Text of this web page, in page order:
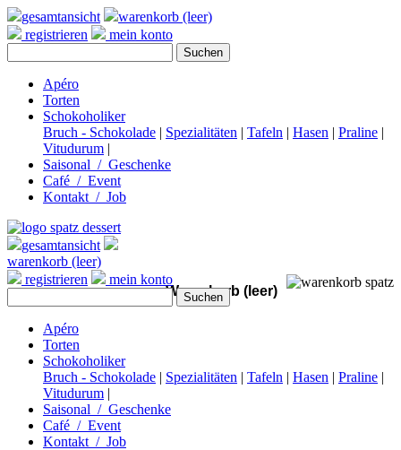
gesamtansicht
warenkorb (leer)
registrieren
mein konto
Apéro
Torten
Schokoholiker
Bruch - Schokolade | Spezialitäten | Tafeln | Hasen | Praline |
Vitudurum |
Saisonal / Geschenke
Café / Event
Kontakt / Job
Warenkorb (leer)
gesamtansicht
warenkorb (leer)
registrieren
mein konto
Apéro
Torten
Schokoholiker
Bruch - Schokolade | Spezialitäten | Tafeln | Hasen | Praline |
Vitudurum |
Saisonal / Geschenke
Café / Event
Kontakt / Job